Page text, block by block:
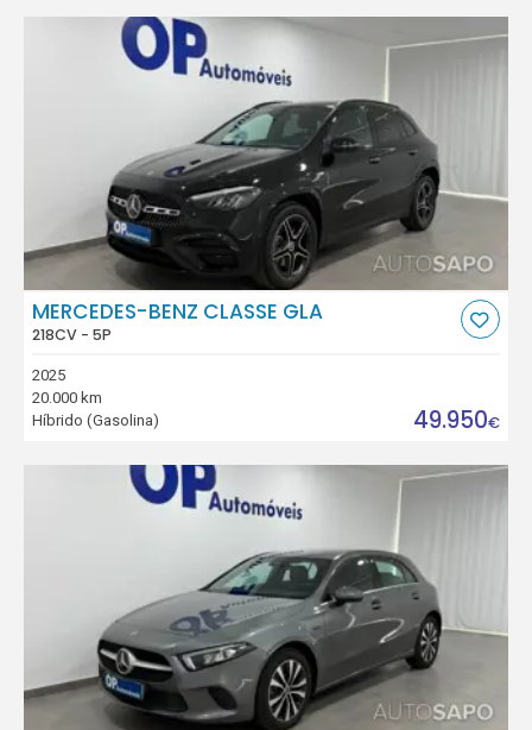
MERCEDES-BENZ CLASSE GLA
218CV - 5P
2025
20.000 km
Híbrido (Gasolina)
49.950€